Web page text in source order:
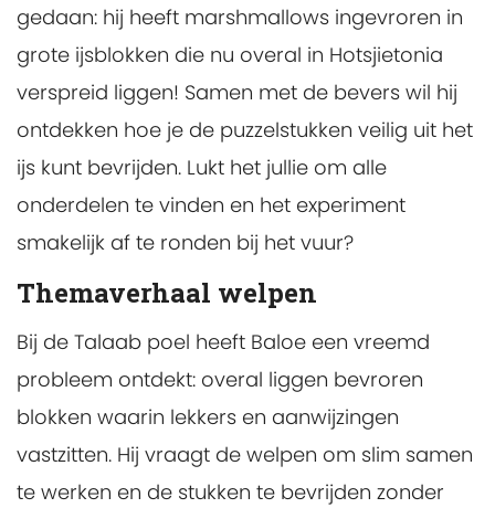
gedaan: hij heeft marshmallows ingevroren in
grote ijsblokken die nu overal in Hotsjietonia
verspreid liggen! Samen met de bevers wil hij
ontdekken hoe je de puzzelstukken veilig uit het
ijs kunt bevrijden. Lukt het jullie om alle
onderdelen te vinden en het experiment
smakelijk af te ronden bij het vuur?
Themaverhaal welpen
Bij de Talaab poel heeft Baloe een vreemd
probleem ontdekt: overal liggen bevroren
blokken waarin lekkers en aanwijzingen
vastzitten. Hij vraagt de welpen om slim samen
te werken en de stukken te bevrijden zonder